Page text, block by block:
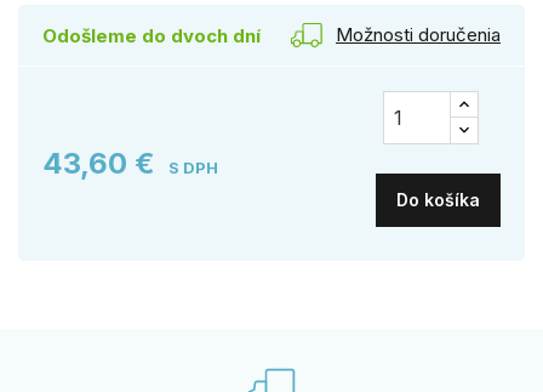
Odošleme do dvoch dní Možnosti doručenia
43,60 € S DPH
Do košíka